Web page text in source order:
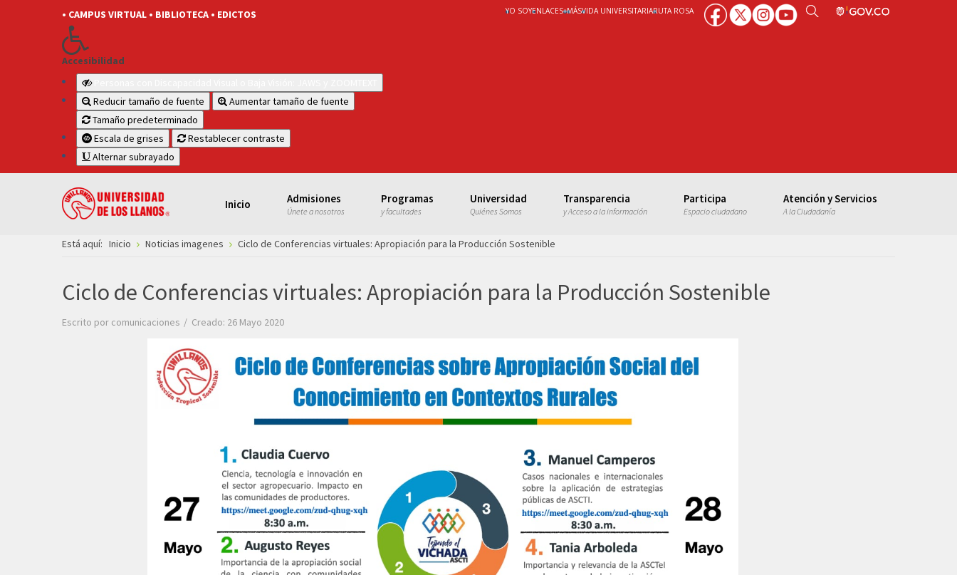
• CAMPUS VIRTUAL • BIBLIOTECA • EDICTOS
Accesibilidad
Reducir tamaño de fuente
Aumentar tamaño de fuente
Tamaño predeterminado
Escala de grises
Restablecer contraste
Alternar subrayado
YO SOYENLACES+MÁSVIDA UNIVERSITARIARUTA ROSA
Inicio Admisiones
Únete a nosotros
Programas
y facultades
Universidad
Quiénes Somos
Transparencia
y Acceso a la información
Participa
Espacio ciudadano
Atención y Servicios
A la Ciudadanía
Está aquí: Inicio Noticias imagenes Ciclo de Conferencias virtuales: Apropiación para la Producción Sostenible
Ciclo de Conferencias virtuales: Apropiación para la Producción Sostenible
Escrito por comunicaciones Creado: 26 Mayo 2020